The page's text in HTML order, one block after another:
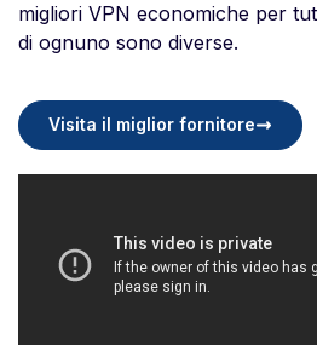
migliori VPN economiche per
di ognuno sono diverse.
Visita il miglior fornitore